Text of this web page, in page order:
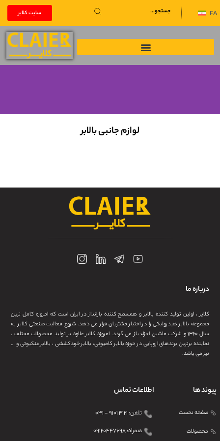
FA سایت کلایر
لوازم جانبی بالابر
درباره ما
کلایر ، اولین تولید کننده بالابر و همسطح کننده بارانداز در ایران است که امروزه کامل ترین
مجموعه بالابر هیدرولیکی را در اختیار مشتریان قرار می دهد. شروع فعالیت صنعتی کلایر به
سال ۱۳۶۰ و شرکت ماشین اجزاء باز می گردد. امروزه کلایر علاوه بر تولید محصولات مختلف ،
نماینده برترین برندهای اروپایی در حوزه بالابر کامیونی، بالابر خودکششی ، بالابر عنکبوتی و …
نیز می باشد.
پیوند ها
صفحه نحست
محصولات
اطلاعات تماس
تلفن: ۴۱۲۱ ۹۱۰۱ - ۰۳۱
همراه: ۰۹۱۲۰۴۴۷۶۹۸